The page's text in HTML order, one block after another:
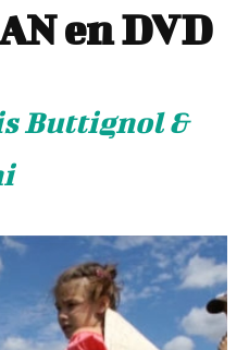
en DVD
Buttignol &